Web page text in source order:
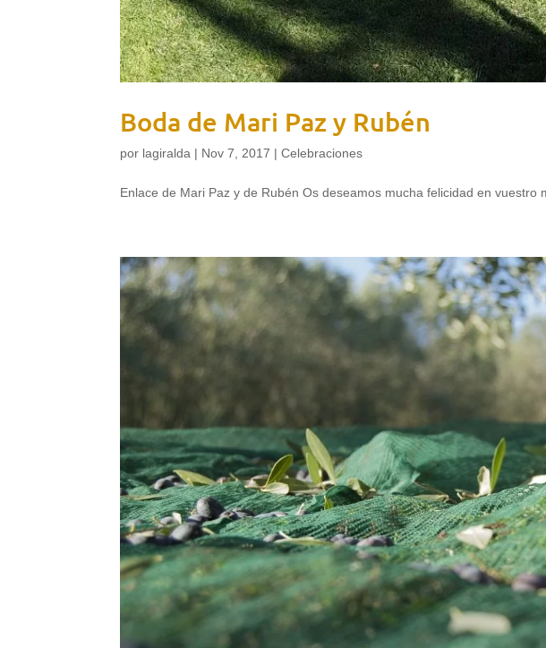
Boda de Mari Paz y Rubén
por lagiralda | Nov 7, 2017 |Celebraciones
Enlace de Mari Paz y de Rubén Os deseamos mucha felicidad en vuestro